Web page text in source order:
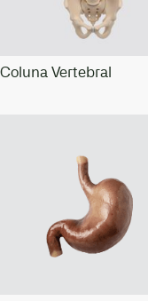
Coluna Vertebral